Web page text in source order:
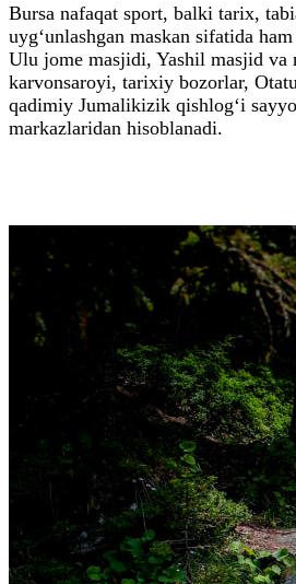
Bursa nafaqat sport, balki tarix,
uyg‘unlashgan maskan sifatida
Ulu jome masjidi, Yashil masjid va
karvonsaroyi, tarixiy bozorlar,
qadimiy Jumalikizik qishlog‘i
markazlaridan hisoblanadi.